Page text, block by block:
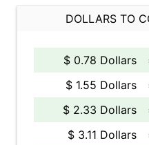
DOLLARS TO
$ 0.78 Dollars
$ 1.55 Dollars
$ 2.33 Dollars
$ 3.11 Dollars